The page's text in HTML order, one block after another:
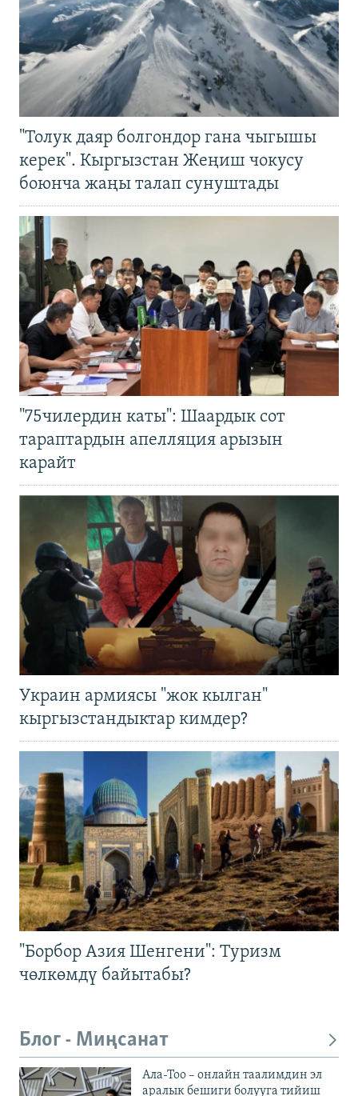
"Толук даяр болгондор гана чыгышы
керек". Кыргызстан Жеңиш чокусу
боюнча жаңы талап сунуштады
"75чилердин каты": Шаардык сот
тараптардын апелляция арызын
карайт
Украин армиясы "жок кылган"
кыргызстандыктар кимдер?
"Борбор Азия Шенгени": Туризм
чөлкөмдү байытабы?
Блог - Миңсанат
Ала-Тоо – онлайн таалимдин эл
аралык бешиги болууга тийиш